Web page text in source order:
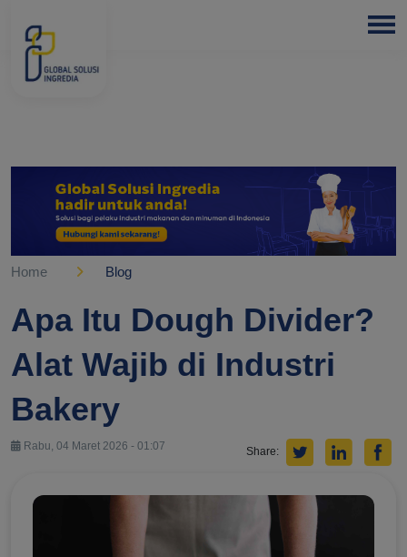
BLOGS
PARTNER
EXPERTISE
FREE
CONSULTATION
Home Blog
Apa Itu Dough Divider?
Alat Wajib di Industri
Bakery
Rabu, 04 Maret 2026 - 01:07 Share: